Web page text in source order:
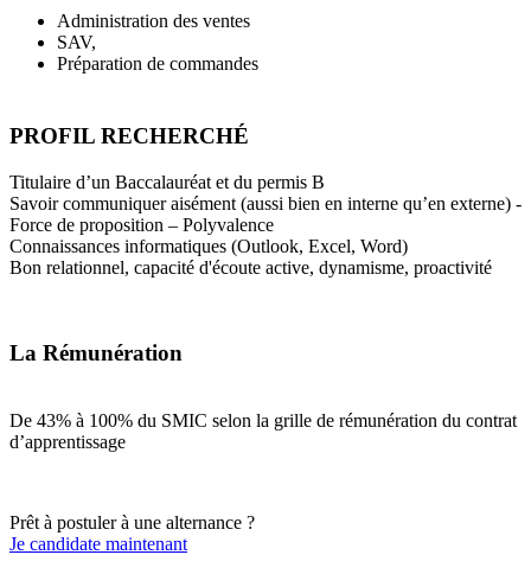
Administration des ventes
SAV,
Préparation de commandes
PROFIL RECHERCHÉ
Titulaire d’un Baccalauréat et du permis B
Savoir communiquer aisément (aussi bien en interne qu’en externe) -
Force de proposition – Polyvalence
Connaissances informatiques (Outlook, Excel, Word)
Bon relationnel, capacité d'écoute active, dynamisme, proactivité
La Rémunération
De 43% à 100% du SMIC selon la grille de rémunération du contrat
d’apprentissage
Prêt à postuler à une alternance ?
Je candidate maintenant